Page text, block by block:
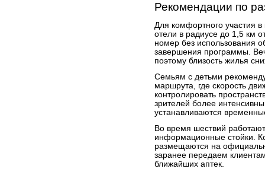
Рекомендации по
Для комфортного участия
отели в радиусе до 1,5 км
номер без использования
завершения программы.
поэтому близость жилья
Семьям с детьми
маршрута, где скорость
контролировать
зрителей более
устанавливаются
Во время шествий
информационные стойки.
размещаются на
заранее передаем
ближайших аптек.